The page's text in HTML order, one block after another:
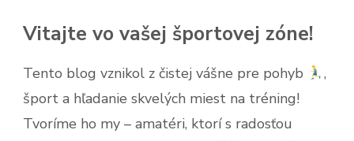
Vitajte vo vašej športovej zóne!
Tento blog vznikol z čistej vášne pre pohyb
,
šport a hľadanie skvelých miest na tréning!
Tvoríme ho my – amatéri, ktorí s radosťou